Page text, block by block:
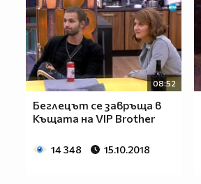
08:52
Беглецът се завръща в
Къщата на VIP Brother
14 348 15.10.2018